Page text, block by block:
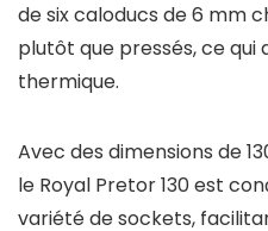
de six caloducs de 6 mm
plutôt que pressés, ce
thermique.
Avec des dimensions de
le Royal Pretor 130 est
variété de sockets,